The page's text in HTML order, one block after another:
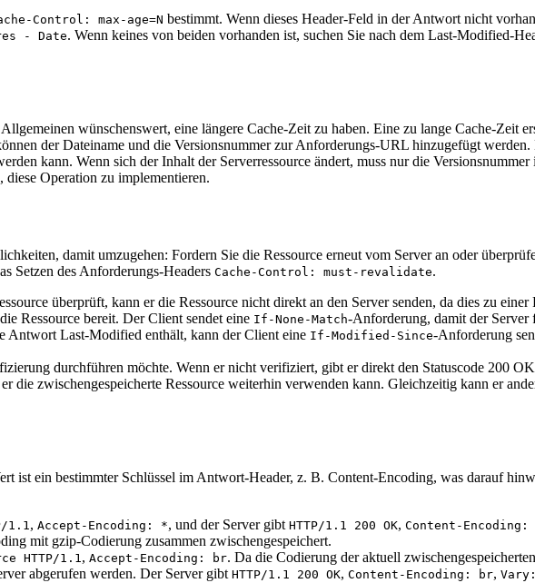
Control: max-age=N bestimmt. Wenn dieses Header-Feld in der Antwort nicht
- Date. Wenn keines von beiden vorhanden ist, suchen Sie nach dem Last-Modified-
wünschenswert, eine längere Cache-Zeit zu haben. Eine zu lange Cache-Zeit
der Dateiname und die Versionsnummer zur Anforderungs-URL hinzugefügt
kann. Wenn sich der Inhalt der Serverressource ändert, muss nur die
Operation zu implementieren.
damit umzugehen: Fordern Sie die Ressource erneut vom Server an oder
Setzen des Anforderungs-Headers Cache-Control: must-revalidate.
überprüft, kann er die Ressource nicht direkt an den Server senden, da dies zu
Ressource bereit. Der Client sendet eine If-None-Match-Anforderung, damit der Server
Antwort Last-Modified enthält, kann der Client eine If-Modified-Since-Anforderung
durchführen möchte. Wenn er nicht verifiziert, gibt er direkt den Statuscode 200
zwischengespeicherte Ressource weiterhin verwenden kann. Gleichzeitig kann er
ist ein bestimmter Schlüssel im Antwort-Header, z. B. Content-Encoding, was darauf
1.1 , Accept-Encoding: *, und der Server gibt HTTP/1.1 200 OK, Content-Encoding:
mit gzip-Codierung zusammen zwischengespeichert.
HTTP/1.1 , Accept-Encoding: br. Da die Codierung der aktuell
abgerufen werden. Der Server gibt HTTP/1.1 200 OK, Content-Encoding: br,